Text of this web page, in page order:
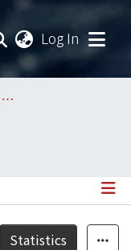
Log In
College of Management / 管理學院
Statistics